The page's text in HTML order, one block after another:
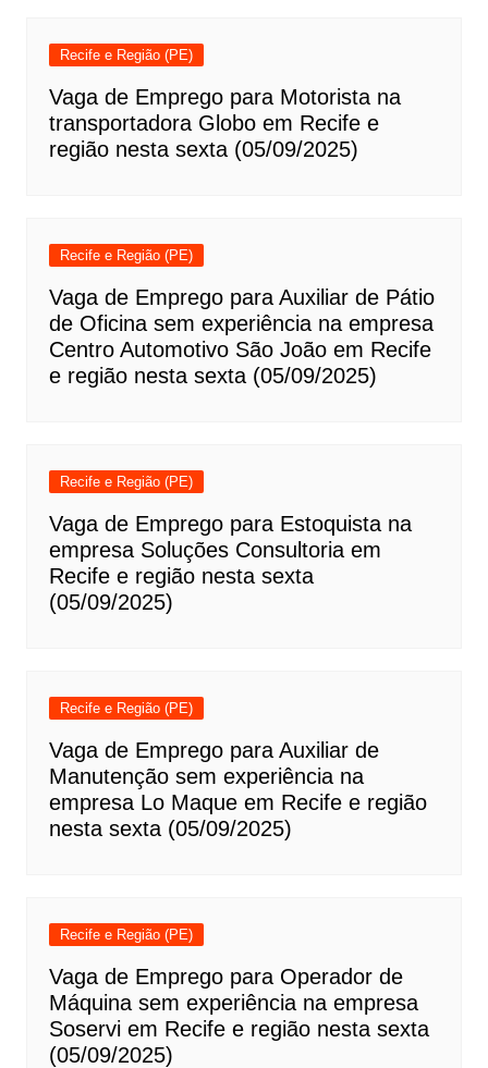
Recife e Região (PE)
Vaga de Emprego para Motorista na
transportadora Globo em Recife e
região nesta sexta (05/09/2025)
Recife e Região (PE)
Vaga de Emprego para Auxiliar de Pátio
de Oficina sem experiência na empresa
Centro Automotivo São João em Recife
e região nesta sexta (05/09/2025)
Recife e Região (PE)
Vaga de Emprego para Estoquista na
empresa Soluções Consultoria em
Recife e região nesta sexta
(05/09/2025)
Recife e Região (PE)
Vaga de Emprego para Auxiliar de
Manutenção sem experiência na
empresa Lo Maque em Recife e região
nesta sexta (05/09/2025)
Recife e Região (PE)
Vaga de Emprego para Operador de
Máquina sem experiência na empresa
Soservi em Recife e região nesta sexta
(05/09/2025)